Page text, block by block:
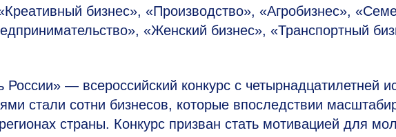
бизнес», «Производство», «Агробизнес»,
«Женский бизнес», «Транспортный
— всероссийский конкурс с четырнадцатилетней
стали сотни бизнесов, которые впоследствии
страны. Конкурс призван стать мотивацией для